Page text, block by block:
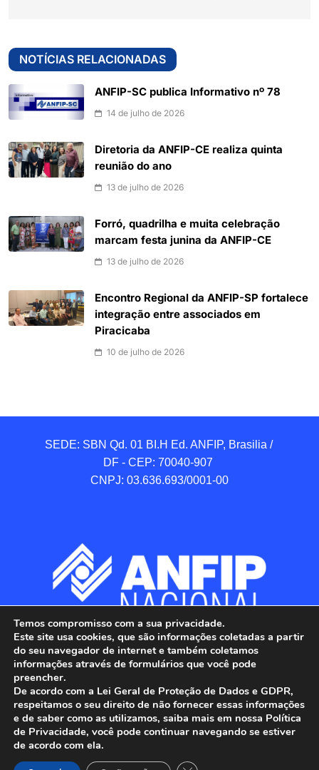
NOTÍCIAS RELACIONADAS
ANFIP-SC publica Informativo nº 78
14 de julho de 2026
Diretoria da ANFIP-CE realiza quinta
reunião do ano
13 de julho de 2026
Forró, quadrilha e muita celebração
marcam festa junina da ANFIP-CE
13 de julho de 2026
Encontro Regional da ANFIP-SP fortalece
integração entre associados em
Piracicaba
10 de julho de 2026
SEDE: SBN Qd. 01 BI.H Ed. ANFIP, Brasilia /
DF - CEP: 70040-907
CNPJ: 03.636.693/0001-00
ANFIP - Associação Nacional dos Auditores
Fiscais da Receita Federal do Brasil.
Temos compromisso com a sua privacidade.
Este site usa cookies, que são informações coletadas a partir
do seu navegador de internet e também coletamos
informações através de formulários que você pode
preencher.
De acordo com a Lei Geral de Proteção de Dados e GDPR,
respeitamos o seu direito de não fornecer essas informações
e de saber como as utilizamos, saiba mais em nossa Política
de Privacidade, você pode continuar navegando se estiver
de acordo com ela.